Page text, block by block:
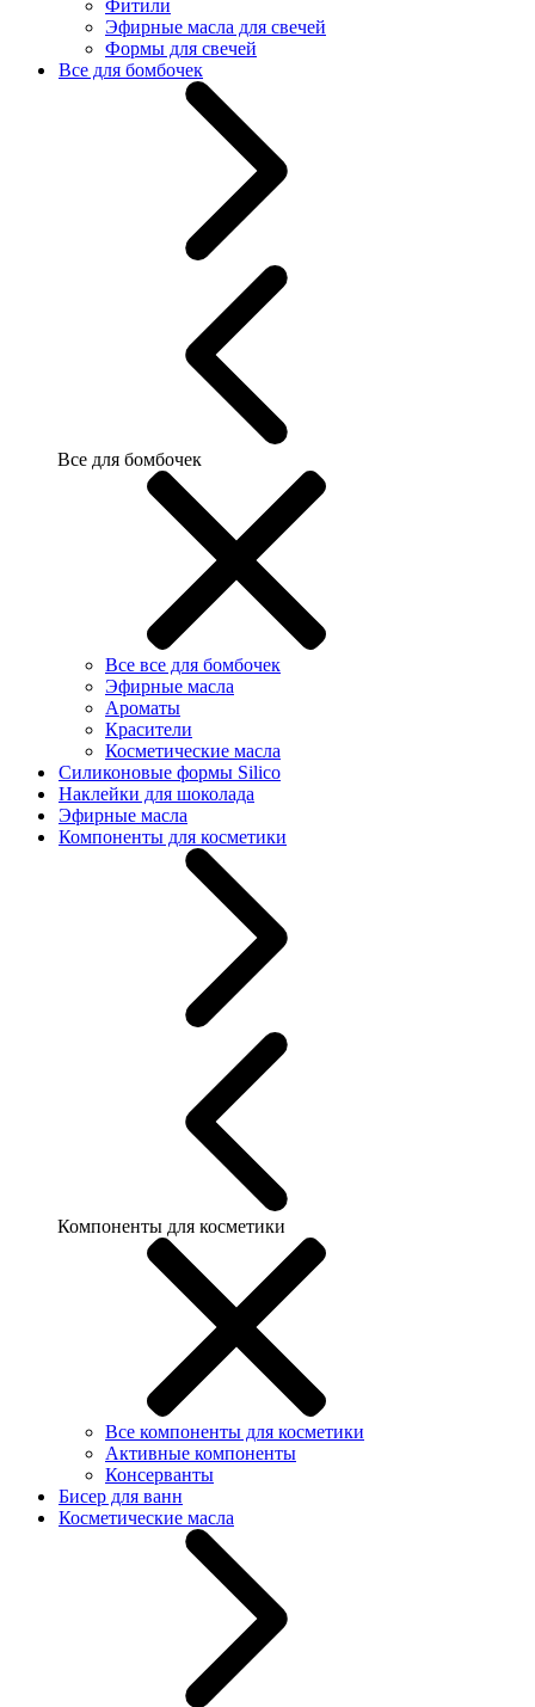
Фитили
Эфирные масла для свечей
Формы для свечей
Все для бомбочек
Все для бомбочек
Все все для бомбочек
Эфирные масла
Ароматы
Красители
Косметические масла
Силиконовые формы Silico
Наклейки для шоколада
Эфирные масла
Компоненты для косметики
Компоненты для косметики
Все компоненты для косметики
Активные компоненты
Консерванты
Бисер для ванн
Косметические масла